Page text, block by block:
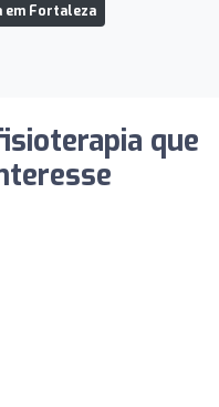
em Fortaleza
que